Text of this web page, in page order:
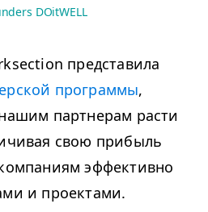
DOitWELL
представила
программы,
партнерам расти
свою прибыль
эффективно
и проектами.